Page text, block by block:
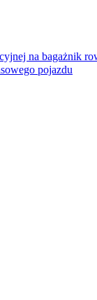
na bagażnik
pojazdu